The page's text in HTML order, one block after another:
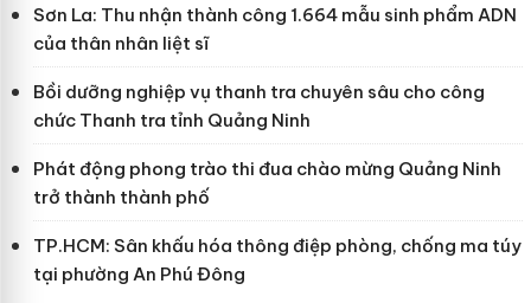
Sơn La: Thu nhận thành công 1.664 mẫu sinh phẩm ADN
của thân nhân liệt sĩ
Bồi dưỡng nghiệp vụ thanh tra chuyên sâu cho công
chức Thanh tra tỉnh Quảng Ninh
Phát động phong trào thi đua chào mừng Quảng Ninh
trở thành thành phố
TP.HCM: Sân khấu hóa thông điệp phòng, chống ma túy
tại phường An Phú Đông